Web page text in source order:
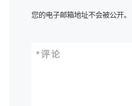
您的电子邮箱地址不会被公开。
评论
*